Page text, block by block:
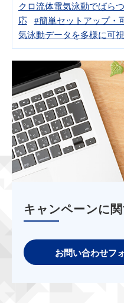
クロ流体電気泳動でばら
応
#簡単セットアップ・
気泳動データを多様に可
キャンペーンに
お問い合わせフ